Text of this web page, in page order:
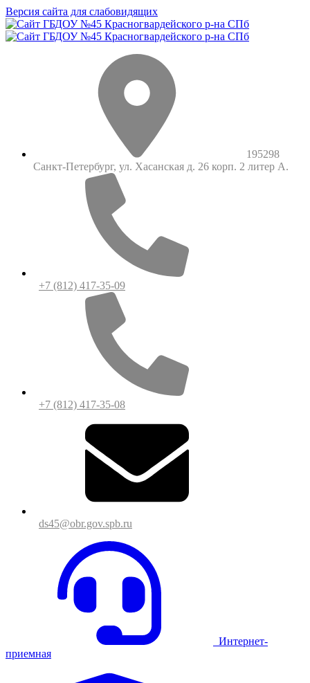
Версия сайта для слабовидящих
195298
Санкт-Петербург, ул. Хасанская д. 26 корп. 2 литер А.
+7 (812) 417-35-09
+7 (812) 417-35-08
ds45@obr.gov.spb.ru
Интернет-
приемная